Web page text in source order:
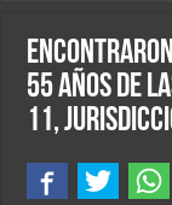
55 años de
11,